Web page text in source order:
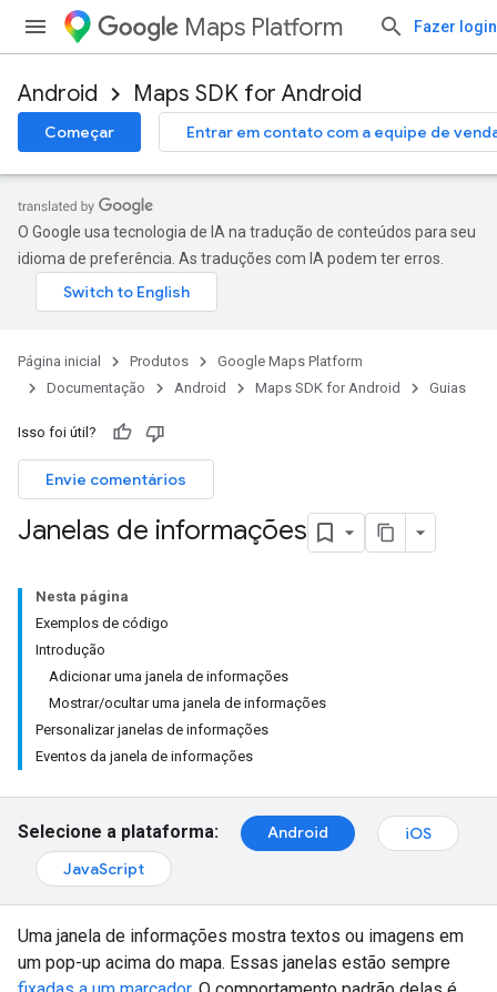
Maps Platform Fazer login
Android Maps SDK for Android
Começar Entrar em contato com a equipe de
O Google usa tecnologia de IA na tradução de conteúdos para seu
idioma de preferência. As traduções com IA podem ter erros.
Página inicial Produtos
Google Maps Platform
Documentação
Android Maps SDK for Android Guias
Isso foi útil?
Envie comentários
Janelas de informações
Nesta página
Exemplos de código
Introdução
Adicionar uma janela de informações
Mostrar/ocultar uma janela de informações
Personalizar janelas de informações
Eventos da janela de informações
Selecione a plataforma: Android
iOS
JavaScript
Uma janela de informações mostra textos ou imagens em
um pop-up acima do mapa. Essas janelas estão sempre